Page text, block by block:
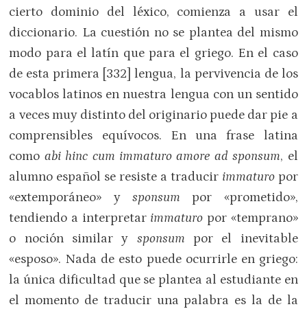
cierto dominio del léxico, comienza a usar el
diccionario. La cuestión no se plantea del mismo
modo para el latín que para el griego. En el caso
de esta primera [332] lengua, la pervivencia de los
vocablos latinos en nuestra lengua con un sentido
a veces muy distinto del originario puede dar pie a
comprensibles equívocos. En una frase latina
como abi hinc cum immaturo amore ad sponsum, el
alumno español se resiste a traducir immaturopor
«extemporáneo» y sponsum por «prometido»,
tendiendo a interpretar immaturo por «temprano»
o noción similar y sponsum por el inevitable
«esposo». Nada de esto puede ocurrirle en griego:
la única dificultad que se plantea al estudiante en
el momento de traducir una palabra es la de la